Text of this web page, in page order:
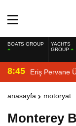
BOATS GROUP
YACHTS
GROUP
8:45 Eriş Pervane
anasayfa motoryat
Monterey